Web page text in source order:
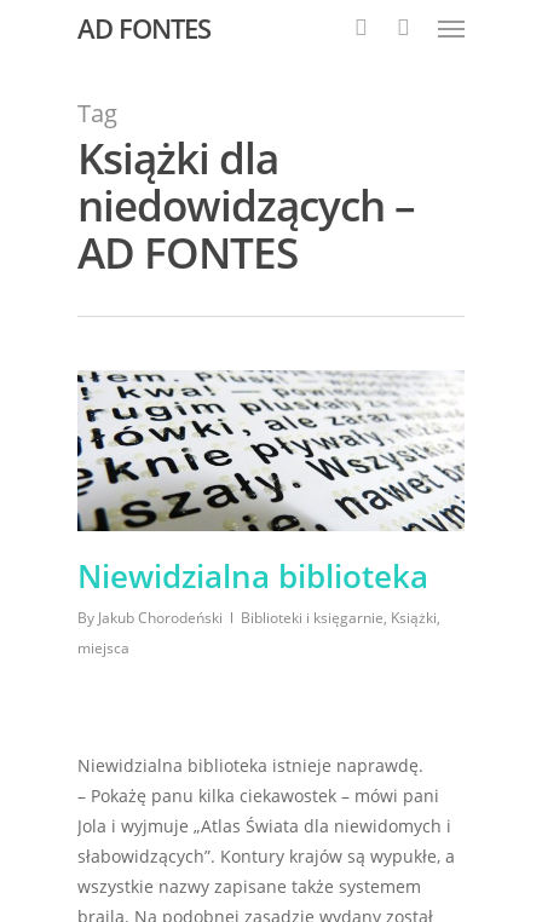
AD FONTES
Tag
Książki dla
niedowidzących –
AD FONTES
Niewidzialna biblioteka
By Jakub Chorodeński Biblioteki i księgarnie, Książki,
miejsca
Niewidzialna biblioteka istnieje naprawdę.
– Pokażę panu kilka ciekawostek – mówi pani
Jola i wyjmuje „Atlas Świata dla niewidomych i
słabowidzących”. Kontury krajów są wypukłe, a
wszystkie nazwy zapisane także systemem
brajla. Na podobnej zasadzie wydany został